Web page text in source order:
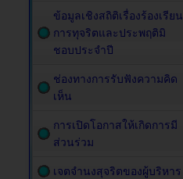
ข้อมูลเชิงสถิติเรื่องร้องเรียน
การทุจริตและประพฤติมิ
ชอบประจำปี
ช่องทางการรับฟังความคิด
เห็น
การเปิดโอกาสให้เกิดการมี
ส่วนร่วม
เจตจำนงสุจริตของผู้บริหาร